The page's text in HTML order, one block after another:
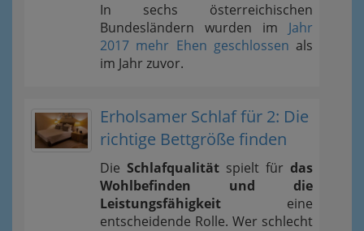
In sechs österreichischen
Bundesländern wurden im Jahr
2017 mehr Ehen geschlossen als
im Jahr zuvor.
Erholsamer Schlaf für 2: Die
richtige Bettgröße finden
Die Schlafqualität spielt für das
Wohlbefinden und die
Leistungsfähigkeit eine
entscheidende Rolle. Wer schlecht